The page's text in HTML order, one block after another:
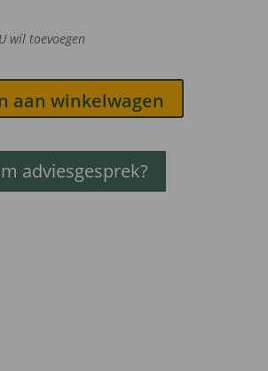
wil toevoegen
aan winkelwagen
adviesgesprek?